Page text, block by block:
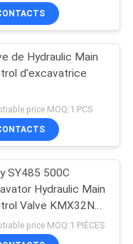
de Hydraulic Main
d'excavatrice
price MOQ:1 PCS
SY485 500C
Hydraulic Main
Valve KMX32NA
Qualityprice MOQ:1 PIÈCES